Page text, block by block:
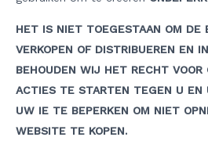
HET IS NIET TOEGESTAAN OM DE
VERKOPEN OF DISTRIBUEREN EN
BEHOUDEN WIJ HET RECHT VOOR
ACTIES TE STARTEN TEGEN U EN
UW IE TE BEPERKEN OM NIET
WEBSITE TE KOPEN.